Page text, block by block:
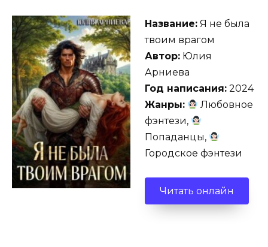
Название: Я не была
твоим врагом
Автор: Юлия
Арниева
Год написания: 2024
Жанры:
Любовное
фэнтези,
Попаданцы,
Городское фэнтези
Читать онлайн